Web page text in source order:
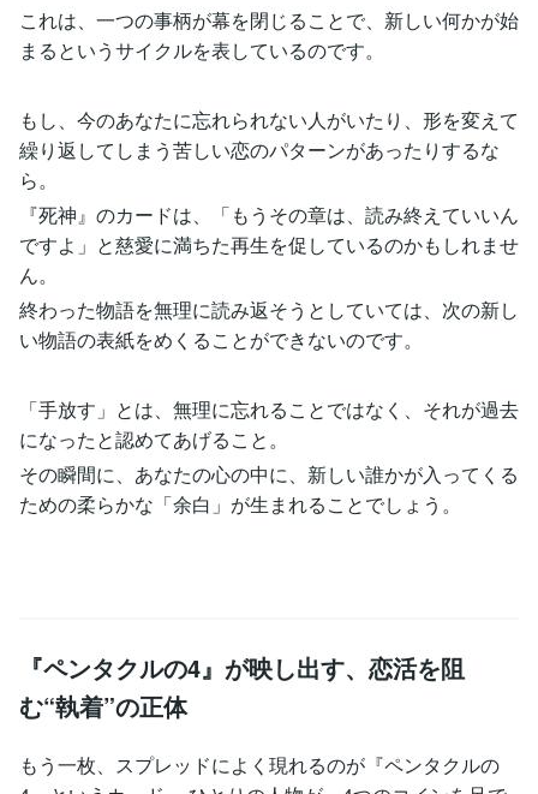
これは、一つの事柄が幕を閉じることで、新しい何かが始
まるというサイクルを表しているのです。
もし、今のあなたに忘れられない人がいたり、形を変えて
繰り返してしまう苦しい恋のパターンがあったりするな
ら。
『死神』のカードは、「もうその章は、読み終えていいん
ですよ」と慈愛に満ちた再生を促しているのかもしれませ
ん。
終わった物語を無理に読み返そうとしていては、次の新し
い物語の表紙をめくることができないのです。
「手放す」とは、無理に忘れることではなく、それが過去
になったと認めてあげること。
その瞬間に、あなたの心の中に、新しい誰かが入ってくる
ための柔らかな「余白」が生まれることでしょう。
『ペンタクルの4』が映し出す、恋活を阻
む“執着”の正体
もう一枚、スプレッドによく現れるのが『ペンタクルの